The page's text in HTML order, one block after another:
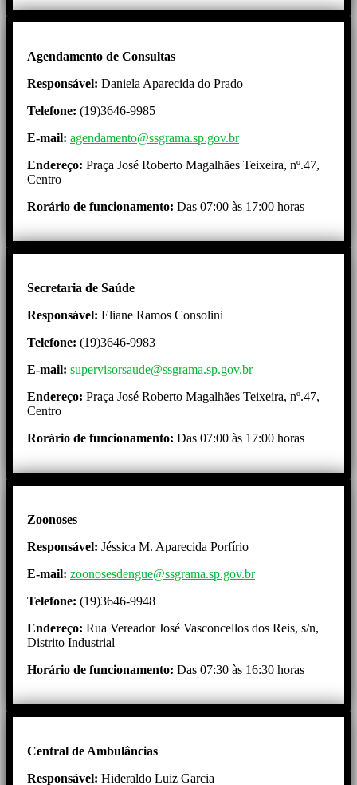
Agendamento de Consultas
Responsável: Daniela Aparecida do Prado
Telefone: (19)3646-9985
E-mail: agendamento@ssgrama.sp.gov.br
Endereço: Praça José Roberto Magalhães Teixeira, nº.47,
Centro
Rorário de funcionamento: Das 07:00 às 17:00 horas
Secretaria de Saúde
Responsável: Eliane Ramos Consolini
Telefone: (19)3646-9983
E-mail: supervisorsaude@ssgrama.sp.gov.br
Endereço: Praça José Roberto Magalhães Teixeira, nº.47,
Centro
Rorário de funcionamento: Das 07:00 às 17:00 horas
Zoonoses
Responsável: Jéssica M. Aparecida Porfírio
E-mail: zoonosesdengue@ssgrama.sp.gov.br
Telefone: (19)3646-9948
Endereço: Rua Vereador José Vasconcellos dos Reis, s/n,
Distrito Industrial
Horário de funcionamento: Das 07:30 às 16:30 horas
Central de Ambulâncias
Responsável: Hideraldo Luiz Garcia